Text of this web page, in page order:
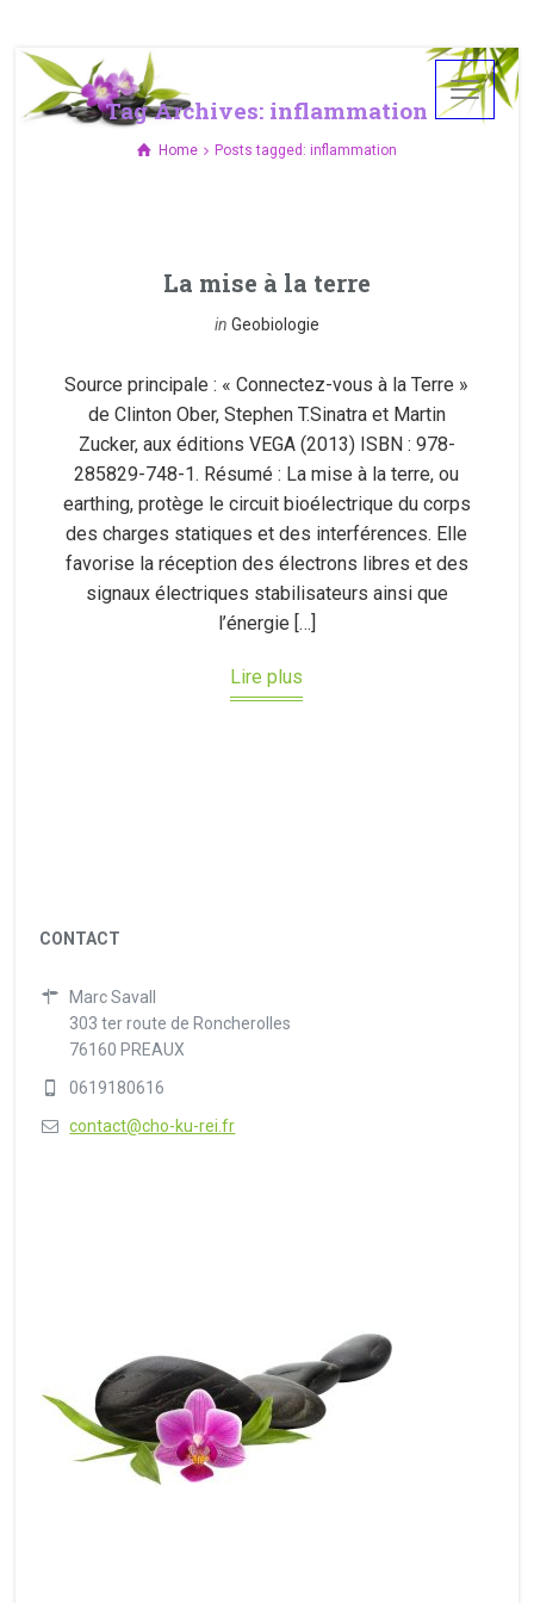
Tag Archives: inflammation
Home Posts tagged: inflammation
La mise à la terre
in Geobiologie
Source principale : « Connectez-vous à la Terre »
de Clinton Ober, Stephen T.Sinatra et Martin
Zucker, aux éditions VEGA (2013) ISBN : 978-
285829-748-1. Résumé : La mise à la terre, ou
earthing, protège le circuit bioélectrique du corps
des charges statiques et des interférences. Elle
favorise la réception des électrons libres et des
signaux électriques stabilisateurs ainsi que
l’énergie […]
Lire plus
CONTACT
Marc Savall
303 ter route de Roncherolles
76160 PREAUX
0619180616
contact@cho-ku-rei.fr